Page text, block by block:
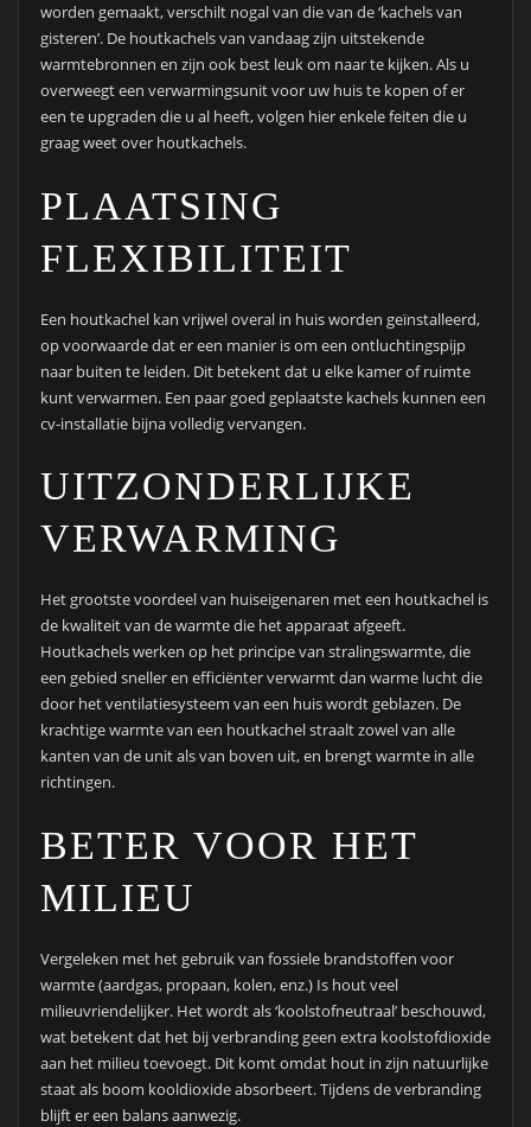
worden gemaakt, verschilt nogal van die van de ‘kachels van
gisteren’. De houtkachels van vandaag zijn uitstekende
warmtebronnen en zijn ook best leuk om naar te kijken. Als u
overweegt een verwarmingsunit voor uw huis te kopen of er
een te upgraden die u al heeft, volgen hier enkele feiten die u
graag weet over houtkachels.
PLAATSING
FLEXIBILITEIT
Een houtkachel kan vrijwel overal in huis worden geïnstalleerd,
op voorwaarde dat er een manier is om een ​​ontluchtingspijp
naar buiten te leiden. Dit betekent dat u elke kamer of ruimte
kunt verwarmen. Een paar goed geplaatste kachels kunnen een
cv-installatie bijna volledig vervangen.
UITZONDERLIJKE
VERWARMING
Het grootste voordeel van huiseigenaren met een houtkachel is
de kwaliteit van de warmte die het apparaat afgeeft.
Houtkachels werken op het principe van stralingswarmte, die
een gebied sneller en efficiënter verwarmt dan warme lucht die
door het ventilatiesysteem van een huis wordt geblazen. De
krachtige warmte van een houtkachel straalt zowel van alle
kanten van de unit als van boven uit, en brengt warmte in alle
richtingen.
BETER VOOR HET
MILIEU
Vergeleken met het gebruik van fossiele brandstoffen voor
warmte (aardgas, propaan, kolen, enz.) Is hout veel
milieuvriendelijker. Het wordt als ‘koolstofneutraal’ beschouwd,
wat betekent dat het bij verbranding geen extra koolstofdioxide
aan het milieu toevoegt. Dit komt omdat hout in zijn natuurlijke
staat als boom kooldioxide absorbeert. Tijdens de verbranding
blijft er een balans aanwezig.